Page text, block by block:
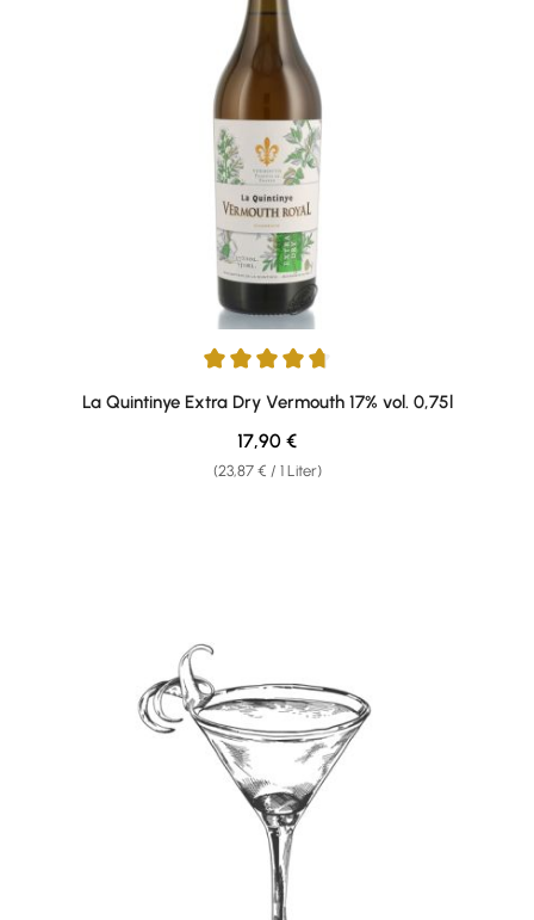
Durchschnittliche Bewertung von 4.8 von 5 Sternen
La Quintinye Extra Dry Vermouth 17% vol. 0,75l
(23,87 € / 1 Liter)
Regulärer Preis:
17,90 €